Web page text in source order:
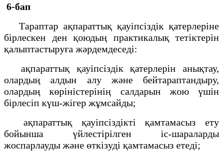
6-бап
Тараптар ақпараттық қауіпсіздік қатерлеріне
бірлескен ден қоюдың практикалық тетіктерін
қалыптастыруға жәрдемдеседі:
ақпараттық қауіпсіздік қатерлерін анықтау,
олардың алдын алу және бейтараптандыру,
олардың көріністерінің салдарын жою үшін
бірлесіп күш-жігер жұмсайды;
ақпараттық қауіпсіздікті қамтамасыз ету
бойынша үйлестірілген іс-шараларды
жоспарлауды және өткізуді қамтамасыз етеді;